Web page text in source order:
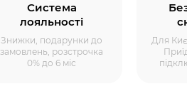
Система
лояльності
Знижки, подарунки до
замовлень, розстрочка
0% до 6 міс
Для